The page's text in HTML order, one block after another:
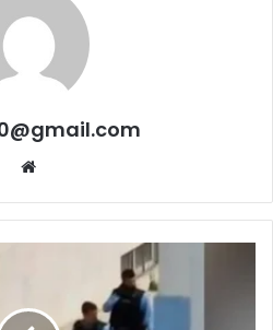
Website